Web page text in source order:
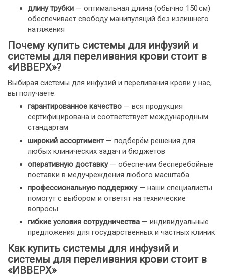
длину трубки — оптимальная длина (обычно 150 см)
обеспечивает свободу манипуляций без излишнего
натяжения
Почему купить системы для инфузий и
системы для переливания крови стоит в
«ИВВЕРХ»?
Выбирая системы для инфузий и переливания крови у нас,
вы получаете:
гарантированное качество — вся продукция
сертифицирована и соответствует международным
стандартам
широкий ассортимент— подберём решения для
любых клинических задач и бюджетов
оперативную доставку— обеспечим бесперебойные
поставки в медучреждения любого масштаба
профессиональную поддержку— наши специалисты
помогут с выбором и ответят на технические
вопросы
гибкие условия сотрудничества — индивидуальные
предложения для государственных и частных клиник
Как купить системы для инфузий и
системы для переливания крови стоит в
«ИВВЕРХ»